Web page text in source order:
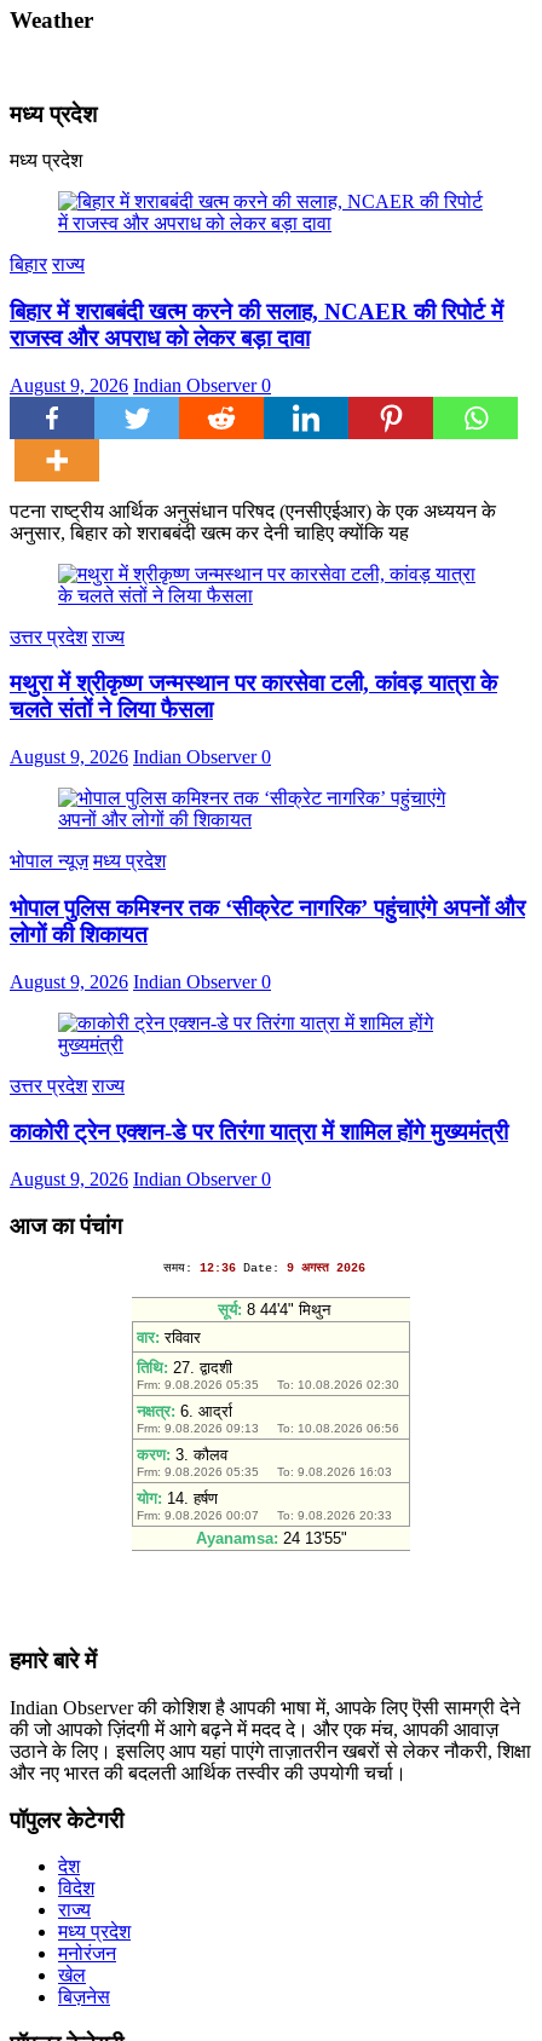
Weather
मध्य प्रदेश
मध्य प्रदेश
बिहार राज्य
बिहार में शराबबंदी खत्म करने की सलाह, NCAER की रिपोर्ट में
राजस्व और अपराध को लेकर बड़ा दावा
August 9, 2026 Indian Observer0
पटना राष्ट्रीय आर्थिक अनुसंधान परिषद (एनसीएईआर) के एक अध्ययन के
अनुसार, बिहार को शराबबंदी खत्म कर देनी चाहिए क्योंकि यह
उत्तर प्रदेश राज्य
मथुरा में श्रीकृष्ण जन्मस्थान पर कारसेवा टली, कांवड़ यात्रा के
चलते संतों ने लिया फैसला
August 9, 2026 Indian Observer0
भोपाल न्यूज़ मध्य प्रदेश
भोपाल पुलिस कमिश्नर तक ‘सीक्रेट नागरिक’ पहुंचाएंगे अपनों और
लोगों की शिकायत
August 9, 2026 Indian Observer0
उत्तर प्रदेश राज्य
काकोरी ट्रेन एक्शन-डे पर तिरंगा यात्रा में शामिल होंगे मुख्यमंत्री
August 9, 2026 Indian Observer0
आज का पंचांग
हमारे बारे में
Indian Observer की कोशिश है आपकी भाषा में, आपके लिए ऎसी सामग्री देने
की जो आपको ज़िंदगी में आगे बढ़ने में मदद दे। और एक मंच, आपकी आवाज़
उठाने के लिए। इसलिए आप यहां पाएंगे ताज़ातरीन खबरों से लेकर नौकरी, शिक्षा
और नए भारत की बदलती आर्थिक तस्वीर की उपयोगी चर्चा।
पॉपुलर केटेगरी
देश
विदेश
राज्य
मध्य प्रदेश
मनोरंजन
खेल
बिज़नेस